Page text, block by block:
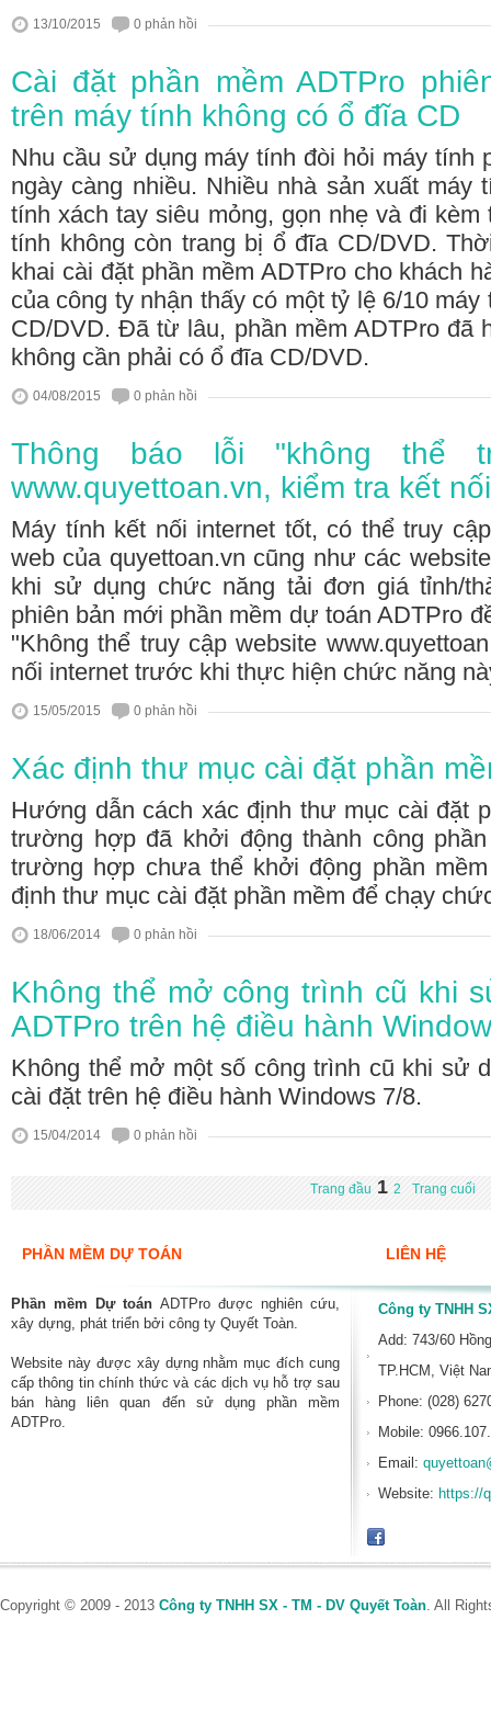
13/10/2015 0 phản hồi
Cài đặt phần mềm ADTPro
trên máy tính không có ổ đĩa CD
Nhu cầu sử dụng máy tính đòi hỏi máy tính
ngày càng nhiều. Nhiều nhà sản xuất máy
tính xách tay siêu mỏng, gọn nhẹ và đi
tính không còn trang bị ổ đĩa CD/DVD.
khai cài đặt phần mềm ADTPro cho khách
của công ty nhận thấy có một tỷ lệ 6/10
CD/DVD. Đã từ lâu, phần mềm ADTPro đã
không cần phải có ổ đĩa CD/DVD.
04/08/2015 0 phản hồi
Thông báo lỗi "không thể
www.quyettoan.vn, kiểm tra kết
Máy tính kết nối internet tốt, có thể truy
web của quyettoan.vn cũng như các
khi sử dụng chức năng tải đơn giá tỉnh/
phiên bản mới phần mềm dự toán ADTPro
"Không thể truy cập website
nối internet trước khi thực hiện chức năng
15/05/2015 0 phản hồi
Xác định thư mục cài đặt phần
Hướng dẫn cách xác định thư mục cài đặt
trường hợp đã khởi động thành công
trường hợp chưa thể khởi động phần
định thư mục cài đặt phần mềm để chạy
18/06/2014 0 phản hồi
Không thể mở công trình cũ khi
ADTPro trên hệ điều hành
Không thể mở một số công trình cũ khi sử
cài đặt trên hệ điều hành Windows 7/8.
15/04/2014 0 phản hồi
Trang đầu 1 2 Trang cuối
PHẦN MỀM DỰ TOÁN
Phần mềm Dự toán ADTPro được nghiên cứu,
xây dựng, phát triển bởi công ty Quyết Toàn.
Website này được xây dựng nhằm mục đích cung
cấp thông tin chính thức và các dịch vụ hỗ trợ sau
bán hàng liên quan đến sử dụng phần mềm
ADTPro.
LIÊN HỆ
Công ty TNHH
Add: 743/60
TP.HCM, Việt
Phone: (028)
Mobile:
Email:
Website: https://
Copyright © 2009 - 2013 Công ty TNHH SX - TM - DV Quyết Toàn. All